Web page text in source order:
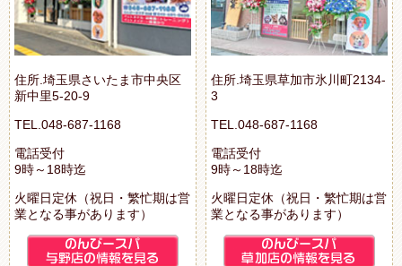
住所.埼玉県さいたま市中央区
新中里5-20-9
TEL.048-687-1168
電話受付
9時～18時迄
火曜日定休（祝日・繁忙期は営
業となる事があります）
住所.埼玉県草加市氷川町2134-
3
TEL.048-687-1168
電話受付
9時～18時迄
火曜日定休（祝日・繁忙期は営
業となる事があります）